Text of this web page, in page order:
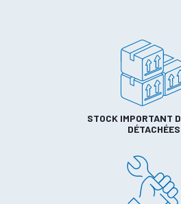
STOCK IMPORTANT
DÉTACHÉES